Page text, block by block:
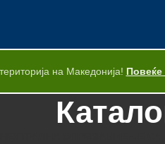
на Македонија! Повеќе